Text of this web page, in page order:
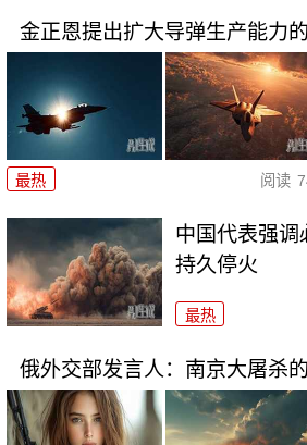
金正恩提出扩大导弹生产能力
最热 阅读
中国代表强调
持久停火
最热
俄外交部发言人：南京大屠杀